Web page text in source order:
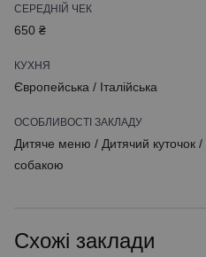
СЕРЕДНІЙ ЧЕК
650 ₴
КУХНЯ
Європейська / Італійська
ОСОБЛИВОСТІ ЗАКЛАДУ
Дитяче меню / Дитячий куточок /
собакою
Схожі заклади